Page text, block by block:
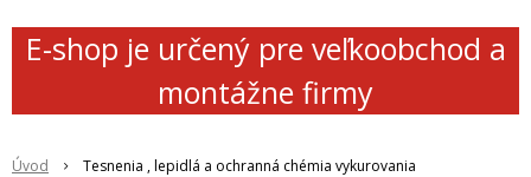
E-shop je určený pre veľkoobchod a
montážne firmy
Úvod Tesnenia , lepidlá a ochranná chémia vykurovania